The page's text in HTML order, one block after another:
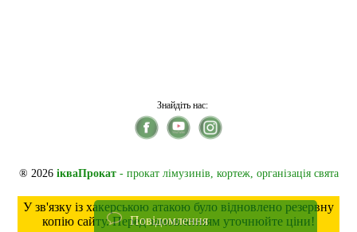
Знайдіть нас:
® 2026 ікваПрокат- прокат лімузинів, кортеж, організація свята
У зв'язку із хакерською атакою було відновлено резервну
копію сайту. Перед замовленням уточнюйте ціни!
Повідомлення